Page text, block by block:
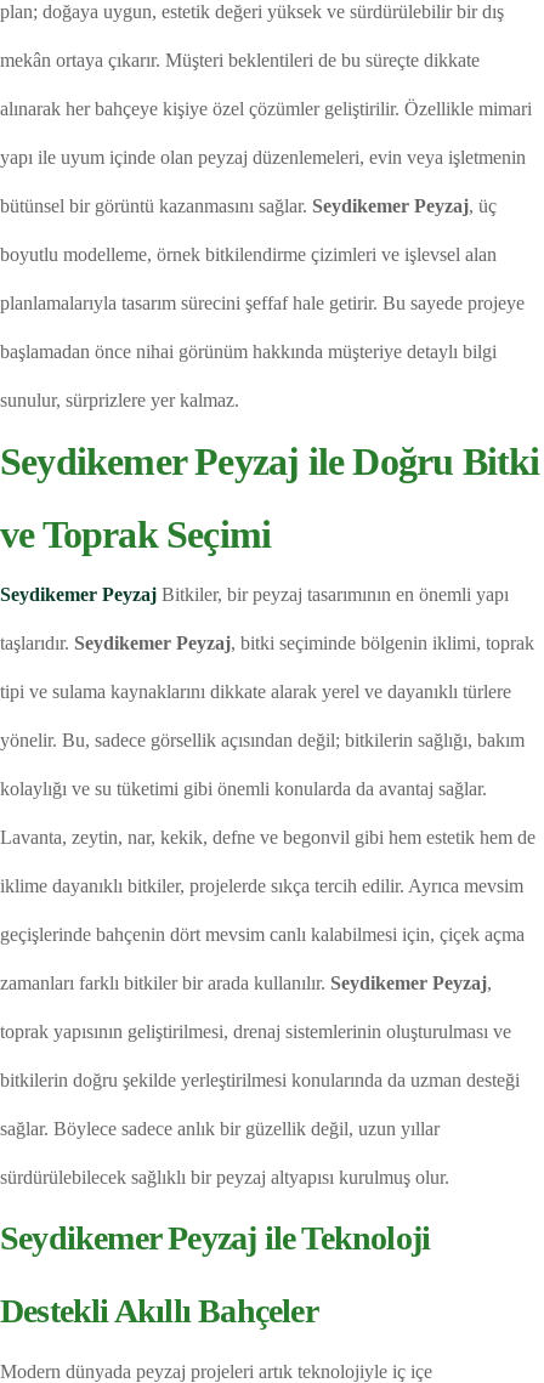
plan; doğaya uygun, estetik değeri yüksek ve sürdürülebilir bir dış
mekân ortaya çıkarır. Müşteri beklentileri de bu süreçte dikkate
alınarak her bahçeye kişiye özel çözümler geliştirilir. Özellikle mimari
yapı ile uyum içinde olan peyzaj düzenlemeleri, evin veya işletmenin
bütünsel bir görüntü kazanmasını sağlar. Seydikemer Peyzaj, üç
boyutlu modelleme, örnek bitkilendirme çizimleri ve işlevsel alan
planlamalarıyla tasarım sürecini şeffaf hale getirir. Bu sayede projeye
başlamadan önce nihai görünüm hakkında müşteriye detaylı bilgi
sunulur, sürprizlere yer kalmaz.
Seydikemer Peyzaj ile Doğru Bitki
ve Toprak Seçimi
Seydikemer Peyzaj Bitkiler, bir peyzaj tasarımının en önemli yapı
taşlarıdır. Seydikemer Peyzaj, bitki seçiminde bölgenin iklimi, toprak
tipi ve sulama kaynaklarını dikkate alarak yerel ve dayanıklı türlere
yönelir. Bu, sadece görsellik açısından değil; bitkilerin sağlığı, bakım
kolaylığı ve su tüketimi gibi önemli konularda da avantaj sağlar.
Lavanta, zeytin, nar, kekik, defne ve begonvil gibi hem estetik hem de
iklime dayanıklı bitkiler, projelerde sıkça tercih edilir. Ayrıca mevsim
geçişlerinde bahçenin dört mevsim canlı kalabilmesi için, çiçek açma
zamanları farklı bitkiler bir arada kullanılır. Seydikemer Peyzaj,
toprak yapısının geliştirilmesi, drenaj sistemlerinin oluşturulması ve
bitkilerin doğru şekilde yerleştirilmesi konularında da uzman desteği
sağlar. Böylece sadece anlık bir güzellik değil, uzun yıllar
sürdürülebilecek sağlıklı bir peyzaj altyapısı kurulmuş olur.
Seydikemer Peyzaj ile Teknoloji
Destekli Akıllı Bahçeler
Modern dünyada peyzaj projeleri artık teknolojiyle iç içe